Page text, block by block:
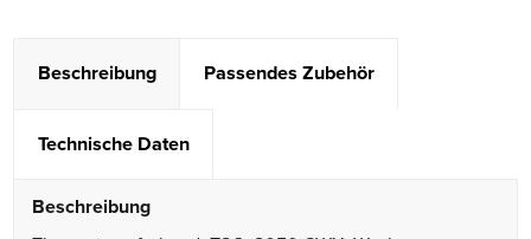
Beschreibung Passendes Zubehör
Technische Daten
Beschreibung